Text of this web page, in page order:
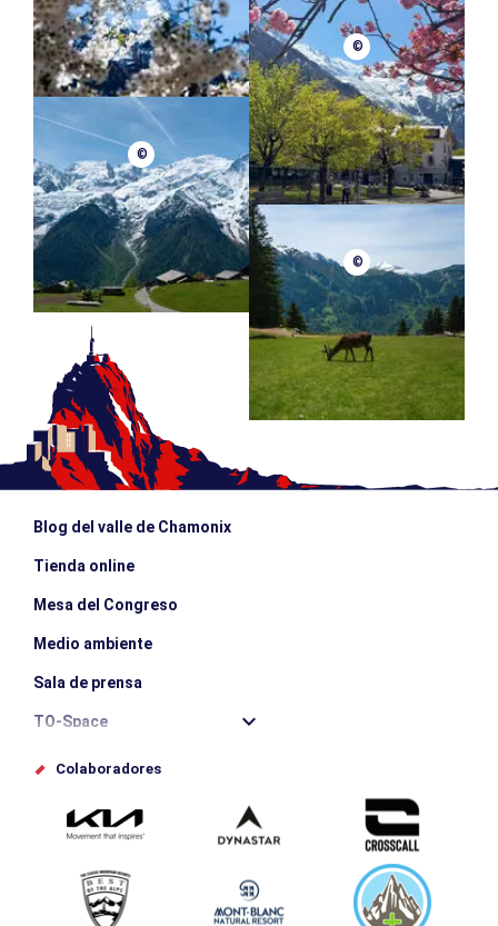
©
©
©
Blog del valle de Chamonix
Tienda online
Mesa del Congreso
Medio ambiente
Sala de prensa
TO-Space
Offices de tourisme
Envíe su evento
Service groupes et séminaires
Descargar
Colaboradores